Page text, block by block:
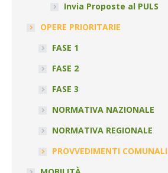
Invia Proposte al PULS
OPERE PRIORITARIE
FASE 1
FASE 2
FASE 3
NORMATIVA NAZIONALE
NORMATIVA REGIONALE
PROVVEDIMENTI COMUNALI